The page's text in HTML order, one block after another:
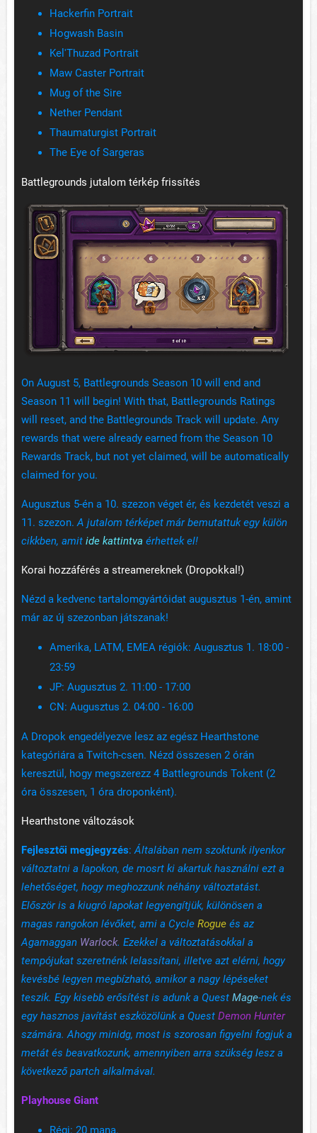
Hackerfin Portrait
Hogwash Basin
Kel'Thuzad Portrait
Maw Caster Portrait
Mug of the Sire
Nether Pendant
Thaumaturgist Portrait
The Eye of Sargeras
Battlegrounds jutalom térkép frissítés
On August 5, Battlegrounds Season 10 will end and
Season 11 will begin! With that, Battlegrounds Ratings
will reset, and the Battlegrounds Track will update. Any
rewards that were already earned from the Season 10
Rewards Track, but not yet claimed, will be automatically
claimed for you.
Augusztus 5-én a 10. szezon véget ér, és kezdetét veszi a
11. szezon.A jutalom térképet már bemutattuk egy külön
cikkben, amit ide kattintva érhettek el!
Korai hozzáférés a streamereknek (Dropokkal!)
Nézd a kedvenc tartalomgyártóidat augusztus 1-én, amint
már az új szezonban játszanak!
Amerika, LATM, EMEA régiók: Augusztus 1. 18:00 -
23:59
JP: Augusztus 2. 11:00 - 17:00
CN: Augusztus 2. 04:00 - 16:00
A Dropok engedélyezve lesz az egész Hearthstone
kategóriára a Twitch-csen. Nézd összesen 2 órán
keresztül, hogy megszerezz 4 Battlegrounds Tokent (2
óra összesen, 1 óra droponként).
Hearthstone változások
Fejlesztői megjegyzés:Általában nem szoktunk ilyenkor
változtatni a lapokon, de mosrt ki akartuk használni ezt a
lehetőséget, hogy meghozzunk néhány változtatást.
Először is a kiugró lapokat legyengítjük, különösen a
magas rangokon lévőket, ami a Cycle Rogue és az
Agamaggan Warlock. Ezekkel a változtatásokkal a
tempójukat szeretnénk lelassítani, illetve azt elérni, hogy
kevésbé legyen megbízható, amikor a nagy lépéseket
teszik. Egy kisebb erősítést is adunk a Quest Mage-nek és
egy hasznos javítást eszközölünk a Quest Demon Hunter
számára. Ahogy minidg, most is szorosan figyelni fogjuk a
metát és beavatkozunk, amennyiben arra szükség lesz a
következő partch alkalmával.
Playhouse Giant
Régi: 20 mana.